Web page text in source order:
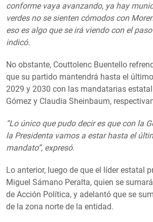
conforme vaya avanzando, ya hay
verdes no se sienten cómodos con
eso es algo que se irá viendo con el
indicó.
No obstante, Couttolenc Buentello
que su partido mantendrá hasta el
2029 y 2030 con las mandatarias
Gómez y Claudia Sheinbaum,
“Lo único que pudo decir es que con la
la Presidenta vamos a estar hasta el
mandato”, expresó.
Lo anterior, luego de que el líder estatal
Miguel Sámano Peralta, quien se
de Acción Política, y adelantó que se
de la zona norte de la entidad.